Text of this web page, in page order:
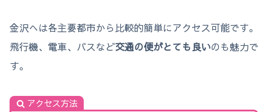
金沢へは各主要都市から比較的簡単にアクセス可能です。
飛行機、電車、バスなど交通の便がとても良いのも魅力で
す。
アクセス方法